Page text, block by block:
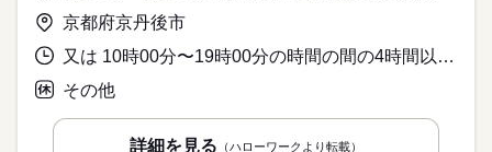
京都府京丹後市
又は 10時00分〜19時00分の時間の間の4時間以上 就業時間に関する特記事項 就業時間は店舗シフトによる。要相談。
その他
詳細を見る （ハローワークより転載）